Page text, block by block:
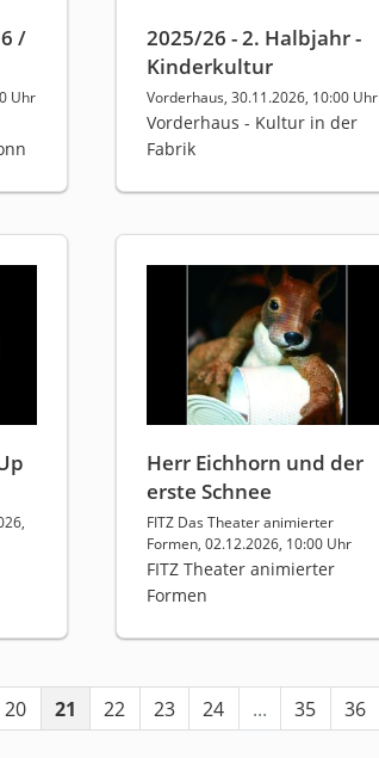
/
Uhr
2025/26 - 2. Halbjahr -
Kinderkultur
Vorderhaus, 30.11.2026, 10:00 Uhr
Vorderhaus - Kultur in der
Fabrik
Herr Eichhorn und der
erste Schnee
FITZ Das Theater animierter
Formen, 02.12.2026, 10:00 Uhr
FITZ Theater animierter
Formen
20 21 22 23 24 ... 35 36